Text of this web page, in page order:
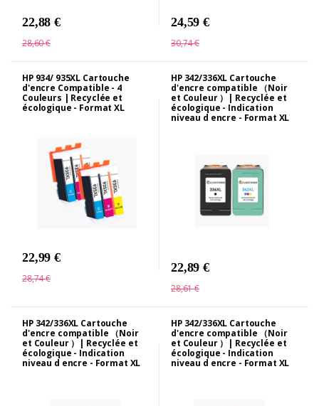
22,88 €
28,60 €
24,59 €
30,74 €
HP 934/ 935XL Cartouche
d'encre Compatible - 4
Couleurs | Recyclée et
écologique - Format XL
22,99 €
28,74 €
HP 342/336XL Cartouche
d'encre compatible （Noir
et Couleur ）| Recyclée et
écologique - Indication
niveau d encre - Format XL
22,89 €
28,61 €
HP 342/336XL Cartouche
d'encre compatible （Noir
et Couleur ）| Recyclée et
écologique - Indication
niveau d encre - Format XL
HP 342/336XL Cartouche
d'encre compatible （Noir
et Couleur ）| Recyclée et
écologique - Indication
niveau d encre - Format XL